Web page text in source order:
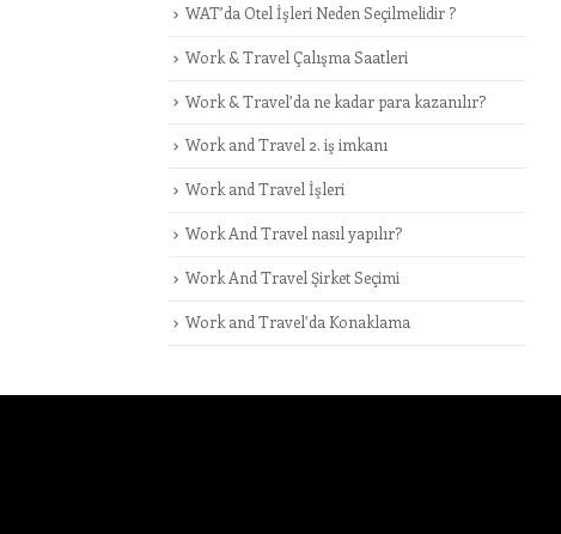
WAT’da Otel İşleri Neden Seçilmelidir ?
Work & Travel Çalışma Saatleri
Work & Travel’da ne kadar para kazanılır?
Work and Travel 2. iş imkanı
Work and Travel İşleri
Work And Travel nasıl yapılır?
Work And Travel Şirket Seçimi
Work and Travel’da Konaklama